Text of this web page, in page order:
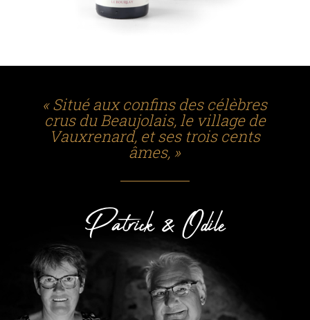
« Situé aux confins des célèbres
crus du Beaujolais, le village de
Vauxrenard, et ses trois cents
âmes, »
Patrick & Odile